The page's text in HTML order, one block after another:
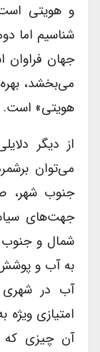
و هویتی است
شناسیم اما
جهان فراوان
می‌بخشد،
هویتی» است.
از دیگر
می‌توان
جنوب شهر،
جهت‌های
شمال و جنوب
به آب و پوشش
آب در شهری
امتیازی
آن چیزی که